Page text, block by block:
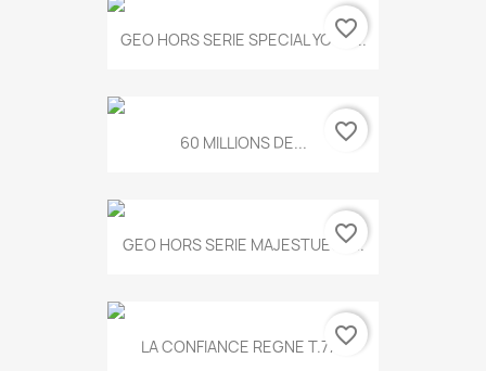
GEO HORS SERIE SPECIAL YOGA...
favorite_border
60 MILLIONS DE... favorite_border
GEO HORS SERIE MAJESTUEUX...
favorite_border
LA CONFIANCE REGNE T.778favorite_border